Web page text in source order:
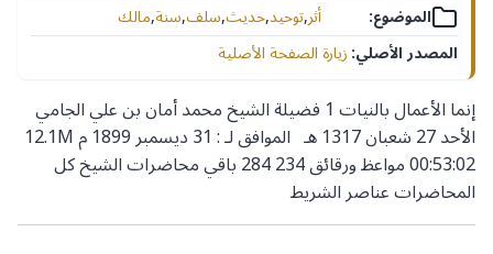
الموضوع:
أثر,توحيد,حديث,سلف,سنة,مالك
المصدر الأصلي:زيارة الصفحة الأصلية
إنما الأعمال بالنيات 1 فضيلة الشيخ محمد أمان بن علي الجامي
الأحد 27 شعبان 1317 هـ الموافق لـ : 31 ديسمبر 1899 م 12.1M
00:53:02 مواعظ ورقائق 234 284 باقي محاضرات الشيخ كل
المحاضرات عناصر الشريط